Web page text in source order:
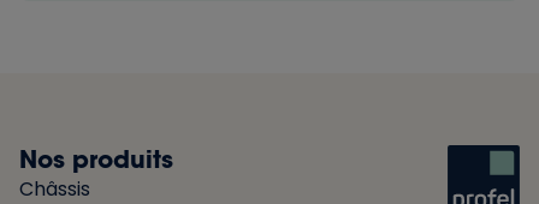
Nos produits
Châssis